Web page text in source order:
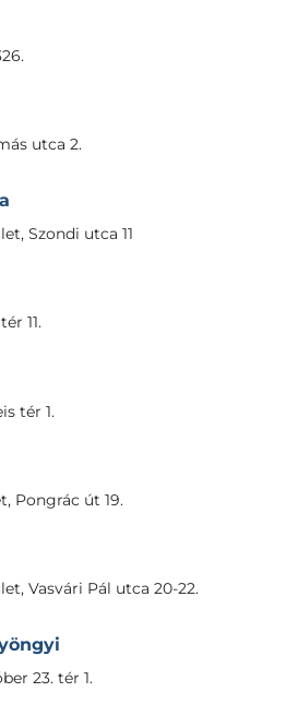
utca 2.
Szondi utca 11
11.
tér 1.
Pongrác út 19.
Vasvári Pál utca 20-22.
23. tér 1.